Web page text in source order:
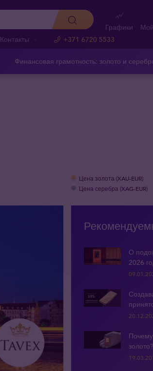
Контакты +371 6720 5533
Графики
Финансовая грамотность: золото и
Цена золота (XAU-EUR)
Цена серебра (XAG-EUR)
О
2026
Почему
золото?